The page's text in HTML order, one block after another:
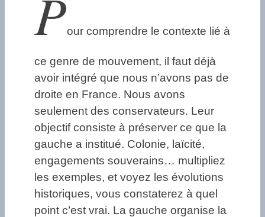
our comprendre le contexte lié à
ce genre de mouvement, il faut déjà
avoir intégré que nous n’avons pas de
droite en France. Nous avons
seulement des conservateurs. Leur
objectif consiste à préserver ce que la
gauche a institué. Colonie, laïcité,
engagements souverains… multipliez
les exemples, et voyez les évolutions
historiques, vous constaterez à quel
point c’est vrai. La gauche organise la